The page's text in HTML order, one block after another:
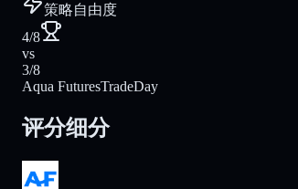
策略自由度
4/8
vs
3/8
Aqua FuturesTradeDay
评分细分